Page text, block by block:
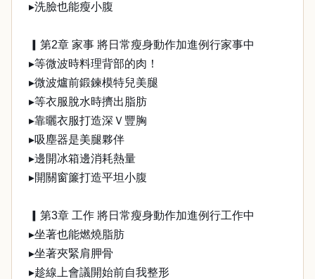
▸洗臉也能瘦小腹
▎第2章 家事 將日常瘦身動作加進例行家事中
▸等微波時料理背部的肉！
▸微波爐前鍛鍊模特兒美腿
▸等衣服脫水時擠出脂肪
▸靠曬衣服打造深Ｖ豐胸
▸吸塵器是美腿夥伴
▸邊開冰箱邊消耗熱量
▸開關窗簾打造平坦小腹
▎第3章 工作 將日常瘦身動作加進例行工作中
▸坐著也能燃燒脂肪
▸坐著夾緊肩胛骨
▸趁線上會議開始前自我整形